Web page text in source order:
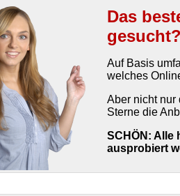
Das
gesucht?
Auf Basis
welches
Aber nicht nur
Sterne die
SCHÖN: Alle
ausprobiert